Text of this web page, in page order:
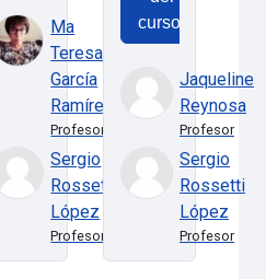
Ma
Teresa
García
Ramírez
Profesor
Sergio
Rossetti
López
Profesor
curso:
Jaqueline
Reynosa
Profesor
Sergio
Rossetti
López
Profesor